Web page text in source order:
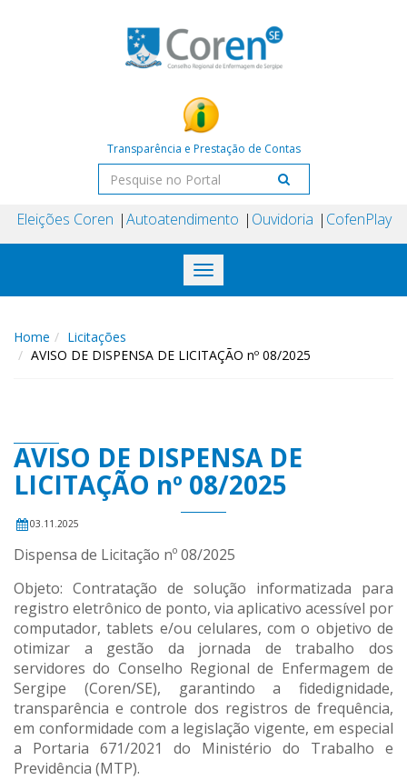
Transparência e Prestação de Contas
Eleições Coren Autoatendimento Ouvidoria CofenPlay
Toggle
navigation
Home
Licitações
AVISO DE DISPENSA DE LICITAÇÃO nº 08/2025
AVISO DE DISPENSA DE
LICITAÇÃO nº 08/2025
03.11.2025
Dispensa de Licitação nº 08/2025
Objeto: Contratação de solução informatizada para
registro eletrônico de ponto, via aplicativo acessível por
computador, tablets e/ou celulares, com o objetivo de
otimizar a gestão da jornada de trabalho dos
servidores do Conselho Regional de Enfermagem de
Sergipe (Coren/SE), garantindo a fidedignidade,
transparência e controle dos registros de frequência,
em conformidade com a legislação vigente, em especial
a Portaria 671/2021 do Ministério do Trabalho e
Previdência (MTP).